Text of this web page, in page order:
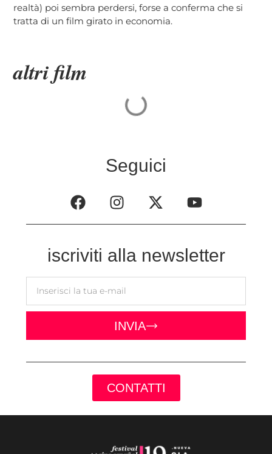
realtà) poi sembra perdersi, forse a conferma che si
tratta di un film girato in economia.
altri film
Seguici
iscriviti alla newsletter
INVIA
CONTATTI